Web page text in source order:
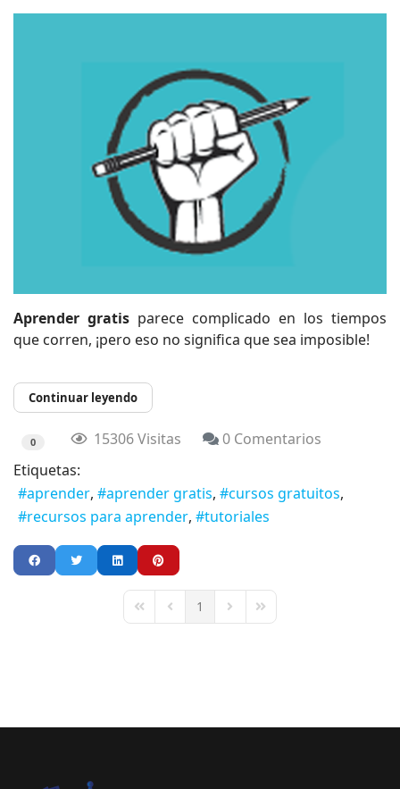
Aprender gratis parece complicado en los tiempos
que corren, ¡pero eso no significa que sea imposible!
Continuar leyendo
0 15306 Visitas
0 Comentarios
Etiquetas:
aprender
aprender gratis
cursos gratuitos
recursos para aprender
tutoriales
First PagePrevious Page
1 Next PageLast Page